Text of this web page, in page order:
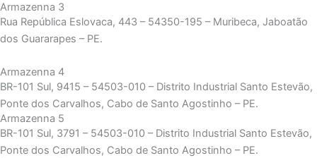
Armazenna 3
Rua República Eslovaca, 443 – 54350-195 – Muribeca, Jaboatão
dos Guararapes – PE.
Armazenna 4
BR-101 Sul, 9415 – 54503-010 – Distrito Industrial Santo Estevão,
Ponte dos Carvalhos, Cabo de Santo Agostinho – PE.
Armazenna 5
BR-101 Sul, 3791 – 54503-010 – Distrito Industrial Santo Estevão,
Ponte dos Carvalhos, Cabo de Santo Agostinho – PE.